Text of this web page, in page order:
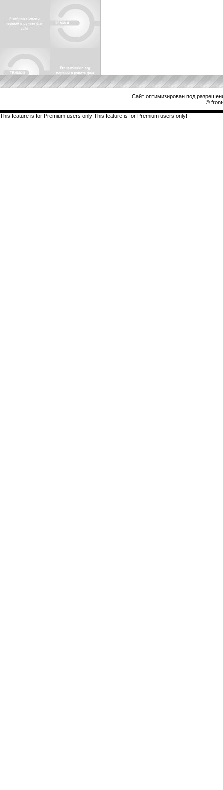
Сайт оптимизирован под
©
This feature is for Premium users only!This feature is for Premium users only!